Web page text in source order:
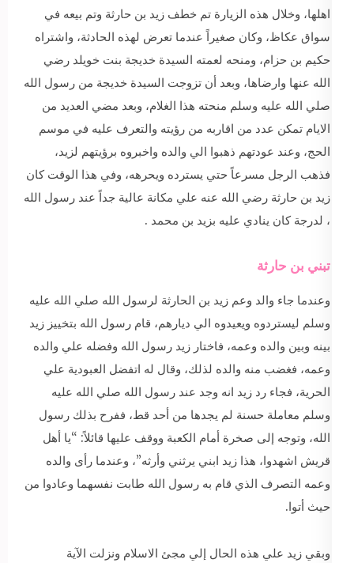
اهلها، وخلال هذه الزيارة تم خطف زيد بن حارثة وتم بيعه في
سواق عكاظ، وكان صغيراً عندما تعرض لهذه الحادثة، واشتراه
حكيم بن حزام، ومنحه لعمته السيدة خديجة بنت خويلد رضي
الله عنها وارضاها، وبعد أن تزوجت السيدة خديجة من رسول الله
صلي الله عليه وسلم منحته هذا الغلام، وبعد مضي العديد من
الايام تمكن عدد من اقاربه من رؤيته والتعرف عليه في موسم
الحج، وعند عودتهم ذهبوا الي والده واخبروه برؤيتهم لزيد،
فذهب الرجل مسرعاً حتي يسترده ويحرهه، وفي هذا الوقت كان
زيد بن حارثة رضي الله عنه علي مكانة عالية جداً عند رسول الله
، لدرجة كان ينادي عليه بزيد بن محمد .
تبني بن حارثة
وعندما جاء والد وعم زيد بن الحارثة لرسول الله صلي الله عليه
وسلم ليستردوه ويعيدوه الي ديارهم، قام رسول الله بتخييز زيد
بينه وبين والده وعمه، فاختار زيد رسول الله وفضله علي والده
وعمه، فغضب منه والده لذلك، وقال له اتفضل العبودية علي
الحرية، فجاء رد زيد انه وجد عند رسول الله صلي الله عليه
وسلم معاملة حسنة لم يجدها من أحد قط، ففرح بذلك رسول
الله، وتوجه إلى صخرة أمام الكعبة ووقف عليها قائلاً: “يا أهل
قريش اشهدوا، هذا زيد ابني يرثني وأرثه”، وعندما رأى والده
وعمه التصرف الذي قام به رسول الله طابت نفسهما وعادوا من
حيث أتوا.
وبقي زيد علي هذه الحال إلي مجئ الاسلام ونزلت الآية